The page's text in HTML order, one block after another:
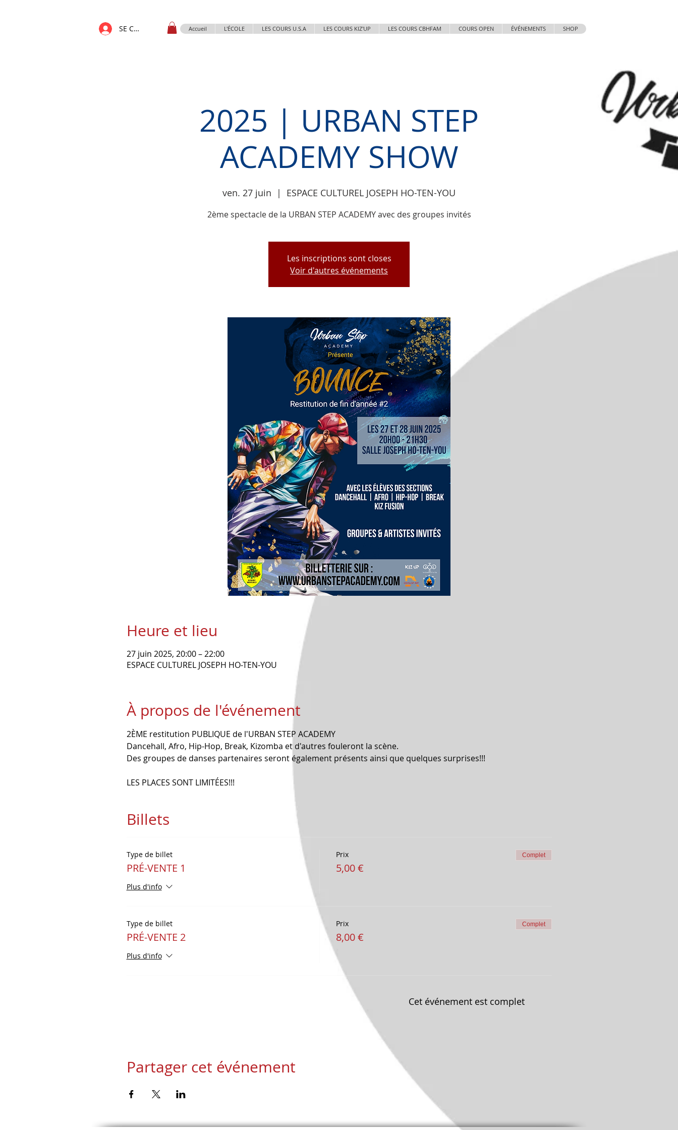
SE CONNECTER Accueil L'ÉCOLE LES COURS U.S.A LES COURS KIZ'UP LES COURS CBHFAM COURS OPEN ÉVÉNEMENTS SHOP
2025 | URBAN STEP
ACADEMY SHOW
ven. 27 juin
  |
ESPACE CULTUREL JOSEPH HO-TEN-YOU
2ème spectacle de la URBAN STEP ACADEMY avec des groupes invités
Les inscriptions sont closes
Voir d'autres événements
Heure et lieu
27 juin 2025, 20:00 – 22:00
ESPACE CULTUREL JOSEPH HO-TEN-YOU
À propos de l'événement
2ÈME restitution PUBLIQUE de l'URBAN STEP ACADEMY
Dancehall, Afro, Hip-Hop, Break, Kizomba et d'autres fouleront la scène.
Des groupes de danses partenaires seront également présents ainsi que quelques surprises!!!
LES PLACES SONT LIMITÉES!!!
Billets
Type de billet
PRÉ-VENTE 1
Plus d'info
Prix
5,00 €
Complet
Type de billet
PRÉ-VENTE 2
Plus d'info
Prix
8,00 €
Complet
Cet événement est complet
Partager cet événement